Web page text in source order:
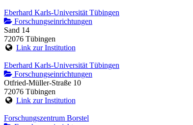
Eberhard Karls-Universität Tübingen
Forschungseinrichtungen
Sand 14
72076 Tübingen
Link zur Institution
Eberhard Karls-Universität Tübingen
Forschungseinrichtungen
Otfried-Müller-Straße 10
72076 Tübingen
Link zur Institution
Forschungszentrum Borstel